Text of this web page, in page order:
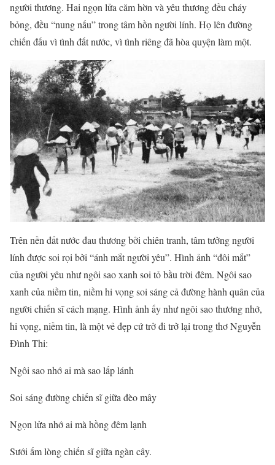
người thương. Hai ngọn lửa căm hờn và yêu thương đều cháy
bỏng, đều “nung nấu” trong tâm hồn người lính. Họ lên đường
chiến đấu vì tình đất nước, vì tình riêng đã hòa quyện làm một.
Trên nền đất nước đau thương bởi chiên tranh, tâm tưởng người
lính được soi rọi bởi “ánh mắt người yêu”. Hình ảnh “đôi mắt”
của người yêu như ngôi sao xanh soi tỏ bầu trời đêm. Ngôi sao
xanh của niềm tin, niềm hi vọng soi sáng cả đường hành quân của
người chiến sĩ cách mạng. Hình ảnh ấy như ngôi sao thương nhớ,
hi vọng, niềm tin, là một vẻ đẹp cứ trở đi trở lại trong thơ Nguyễn
Đình Thi:
Ngôi sao nhớ ai mà sao lấp lánh
Soi sáng đường chiến sĩ giữa đèo mây
Ngọn lửa nhớ ai mà hồng đêm lạnh
Sưới ấm lòng chiến sĩ giữa ngàn cây.